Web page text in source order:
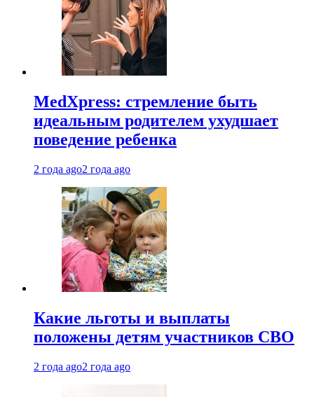
MedXpress: стремление быть
идеальным родителем ухудшает
поведение ребенка
2 года ago2 года ago
Какие льготы и выплаты
положены детям участников СВО
2 года ago2 года ago